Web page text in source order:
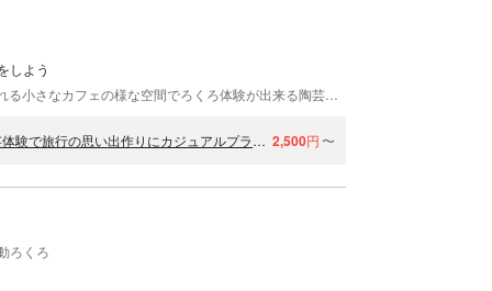
しよう
土岐プレミアムアウトレット・イオンコース。完全個室、上質陶芸体験で旅行の思い出作りにカジュアルプラン！小学生ママ必見ファミリー割引あり（土岐・多治見・瀬戸・豊田の4市中心） 2,500円 〜
ろくろ